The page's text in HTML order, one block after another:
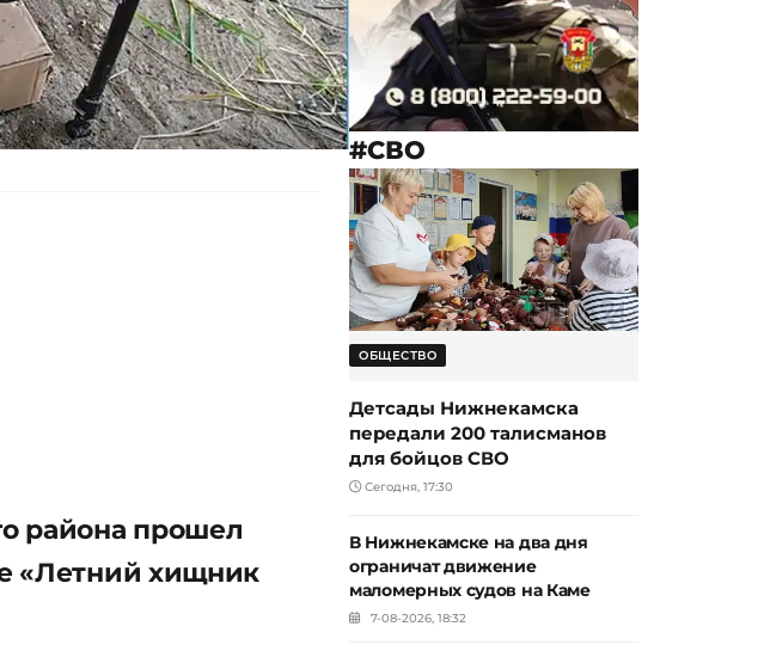
района прошел
«Летний хищник
#СВО
ОБЩЕСТВО
Детсады Нижнекамска
передали 200 талисманов
для бойцов СВО
Сегодня, 17:30
В Нижнекамске на два дня
ограничат движение
маломерных судов на Каме
7-08-2026, 18:32